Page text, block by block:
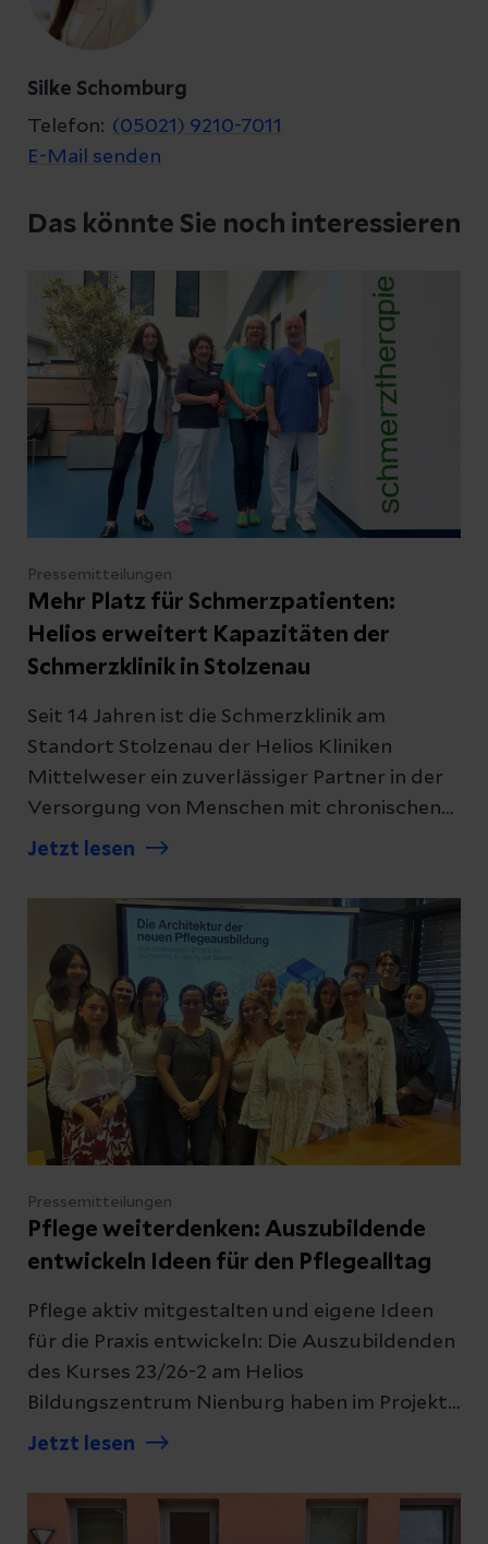
Abschicken
Abbrechen
Silke Schomburg
Telefon: (05021) 9210-7011
E-Mail senden
Das könnte Sie noch interessieren
Pressemitteilungen
Mehr Platz für Schmerzpatienten:
Helios erweitert Kapazitäten der
Schmerzklinik in Stolzenau
Seit 14 Jahren ist die Schmerzklinik am
Standort Stolzenau der Helios Kliniken
Mittelweser ein zuverlässiger Partner in der
Versorgung von Menschen mit chronischen
Schmerzen. Mit ihrem multimodalen und
verbindet die Fachabteilung medizinische,
psychologische und therapeutische Ansätze.
Aufgrund der weiterhin hohen Nachfrage
erweitert die Schmerzklinik nun ihre
Kapazitäten: Künftig können rund ein Drittel
mehr Patientinnen und Patienten stationär
behandelt werden. Gleichzeitig wird das
multiprofessionelle Team weiter verstärkt.
Jetzt lesen
Pressemitteilungen
Pflege weiterdenken: Auszubildende
entwickeln Ideen für den Pflegealltag
Pflege aktiv mitgestalten und eigene Ideen
für die Praxis entwickeln: Die Auszubildenden
des Kurses 23/26-2 am Helios
Bildungszentrum Nienburg haben im Projekt
„Pflege weiterdenken“ aktuelle
aufgegriffen, Lösungen erarbeitet und ihre
Ergebnisse im Rahmen eines Praxisforums
Jetzt lesen